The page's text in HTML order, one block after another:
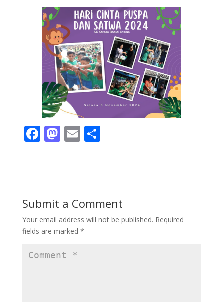
F
o
o
k
M
o
n
E S
Submit a Comment
Your email address will not be published. Required
fields are marked *